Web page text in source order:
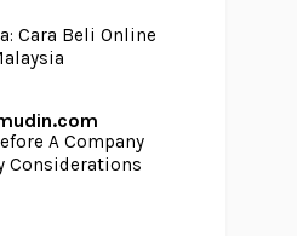
Cara Beli Online
A Company
Considerations